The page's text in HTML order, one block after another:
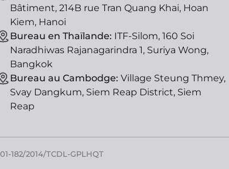
Bâtiment, 214B rue Tran Quang Khai, Hoan
Kiem, Hanoi
Bureau en Thaïlande: ITF-Silom, 160 Soi
Naradhiwas Rajanagarindra 1, Suriya Wong,
Bangkok
Bureau au Cambodge: Village Steung Thmey,
Svay Dangkum, Siem Reap District, Siem
Reap
182/2014/TCDL-GPLHQT